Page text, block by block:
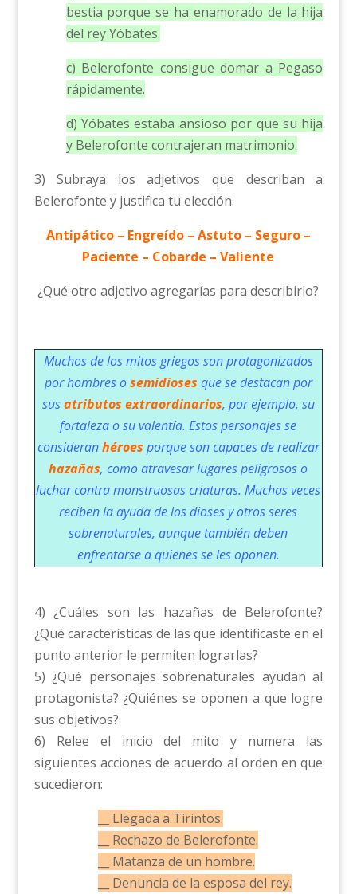
bestia porque se ha enamorado de la hija
del rey Yóbates.
c) Belerofonte consigue domar a Pegaso
rápidamente.
d) Yóbates estaba ansioso por que su hija
y Belerofonte contrajeran matrimonio.
3) Subraya los adjetivos que describan a
Belerofonte y justifica tu elección.
Antipático – Engreído – Astuto – Seguro –
Paciente – Cobarde – Valiente
¿Qué otro adjetivo agregarías para describirlo?
Muchos de los mitos griegos son protagonizados
por hombres o semidioses que se destacan por
sus atributos extraordinarios, por ejemplo, su
fortaleza o su valentía. Estos personajes se
consideran héroes porque son capaces de realizar
hazañas, como atravesar lugares peligrosos o
luchar contra monstruosas criaturas. Muchas veces
reciben la ayuda de los dioses y otros seres
sobrenaturales, aunque también deben
enfrentarse a quienes se les oponen.
4) ¿Cuáles son las hazañas de Belerofonte?
¿Qué características de las que identificaste en el
punto anterior le permiten lograrlas?
5) ¿Qué personajes sobrenaturales ayudan al
protagonista? ¿Quiénes se oponen a que logre
sus objetivos?
6) Relee el inicio del mito y numera las
siguientes acciones de acuerdo al orden en que
sucedieron:
__ Llegada a Tirintos.
__ Rechazo de Belerofonte.
__ Matanza de un hombre.
__ Denuncia de la esposa del rey.